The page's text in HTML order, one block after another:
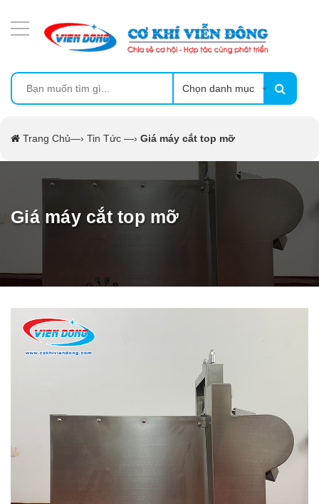
Chọn danh mục
Trang Chủ—› Tin Tức —› Giá máy cắt top mỡ
Giá máy cắt top mỡ
MÁY ÉP MÍA TẠO BỌT
MÁY RỬA BÁT SIÊU ÂM
THIẾT BỊ NHÀ BẾP
THIẾT BỊ NHÀ BẾP CAO CẤP
MÁY CHẾ BIẾN THỰC PHẨM
THIẾT BỊ LÀM BÁNH